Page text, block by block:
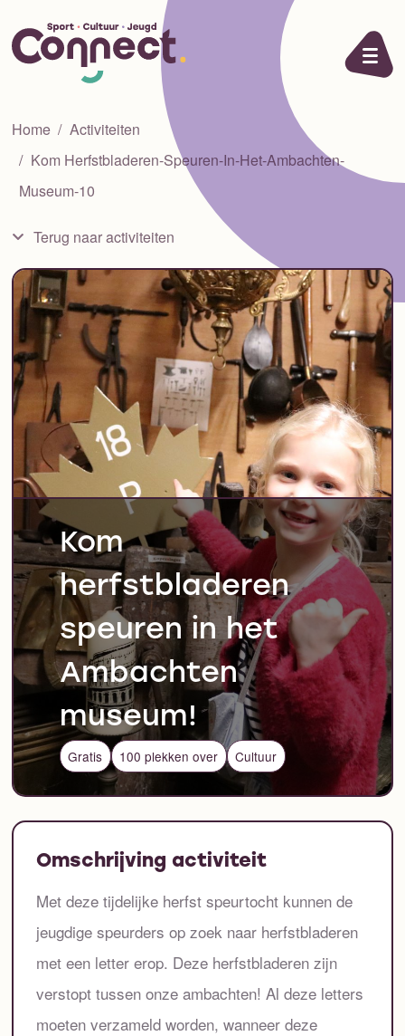
Ga naar de inhoud
Home
Activiteiten
Kom Herfstbladeren-Speuren-In-Het-Ambachten-
Museum-10
Terug naar activiteiten
Kom
herfstbladeren
speuren in het
Ambachten
museum!
Gratis 100 plekken over Cultuur
Omschrijving activiteit
Met deze tijdelijke herfst speurtocht kunnen de
jeugdige speurders op zoek naar herfstbladeren
met een letter erop. Deze herfstbladeren zijn
verstopt tussen onze ambachten! Al deze letters
moeten verzameld worden, wanneer deze